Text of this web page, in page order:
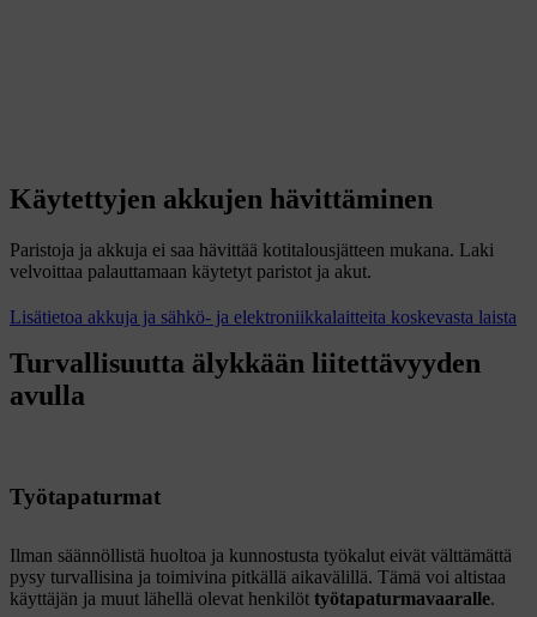
Käytettyjen akkujen hävittäminen
Paristoja ja akkuja ei saa hävittää kotitalousjätteen mukana. Laki
velvoittaa palauttamaan käytetyt paristot ja akut.
Lisätietoa akkuja ja sähkö- ja elektroniikkalaitteita koskevasta laista
Turvallisuutta älykkään liitettävyyden
avulla
Työtapaturmat
Ilman säännöllistä huoltoa ja kunnostusta työkalut eivät välttämättä
pysy turvallisina ja toimivina pitkällä aikavälillä. Tämä voi altistaa
käyttäjän ja muut lähellä olevat henkilöt työtapaturmavaaralle.